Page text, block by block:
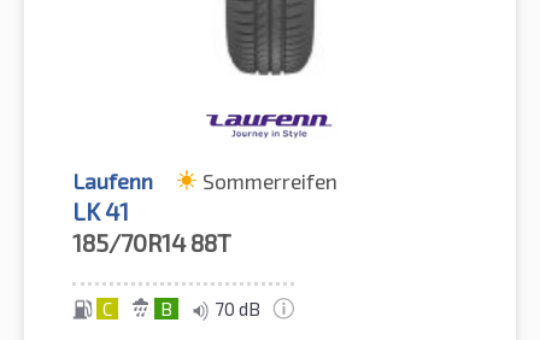
Laufenn Sommerreifen
LK 41
185/70R14 88T
C B 70 dB